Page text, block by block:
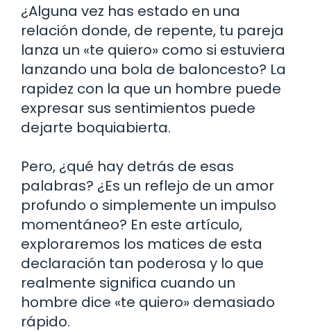
¿Alguna vez has estado en una
relación donde, de repente, tu pareja
lanza un «te quiero» como si estuviera
lanzando una bola de baloncesto? La
rapidez con la que un hombre puede
expresar sus sentimientos puede
dejarte boquiabierta.
Pero, ¿qué hay detrás de esas
palabras? ¿Es un reflejo de un amor
profundo o simplemente un impulso
momentáneo? En este artículo,
exploraremos los matices de esta
declaración tan poderosa y lo que
realmente significa cuando un
hombre dice «te quiero» demasiado
rápido.